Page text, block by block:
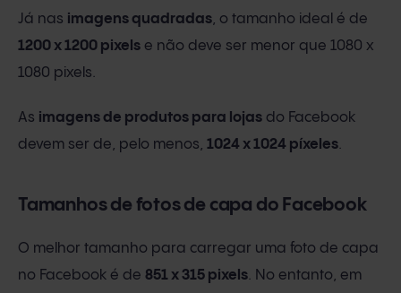
Já nas imagens quadradas, o tamanho ideal é de
1200 x 1200 pixels e não deve ser menor que 1080 x
1080 pixels.
As imagens de produtos para lojas do Facebook
devem ser de, pelo menos, 1024 x 1024 píxeles.
Tamanhos de fotos de capa do Facebook
O melhor tamanho para carregar uma foto de capa
no Facebook é de 851 x 315 pixels. No entanto, em